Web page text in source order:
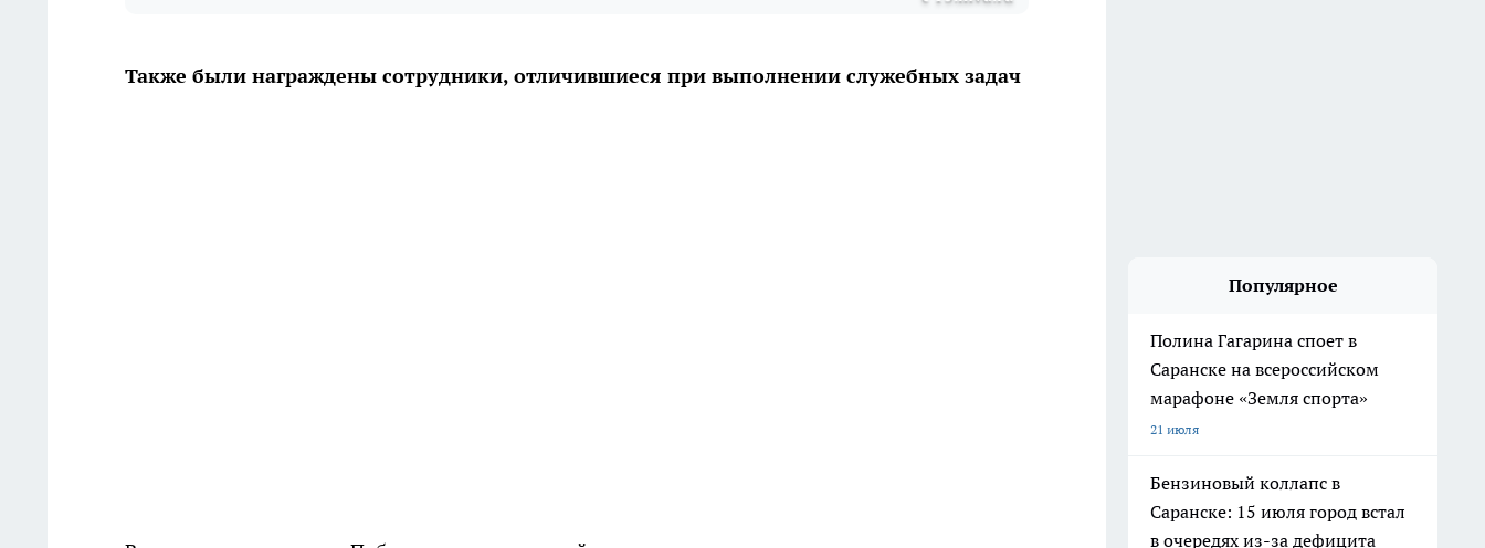
Также были награждены сотрудники, отличившиеся при выполнении служебных задач
Популярное
Полина Гагарина споет в
Саранске на всероссийском
марафоне «Земля спорта»
21 июля
Бензиновый коллапс в
Саранске: 15 июля город встал
в очередях из-за дефицита